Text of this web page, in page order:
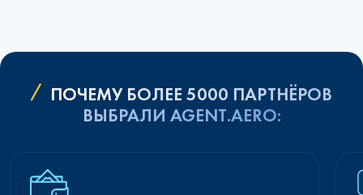
ПОЧЕМУ БОЛЕЕ 5000 ПАРТНЁРОВ
ВЫБРАЛИ AGENT.AERO: